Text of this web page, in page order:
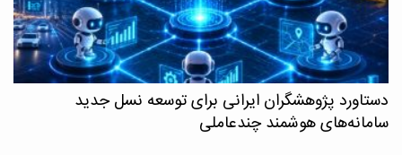
دستاورد پژوهشگران ایرانی برای توسعه نسل جدید
سامانه‌های هوشمند چندعاملی